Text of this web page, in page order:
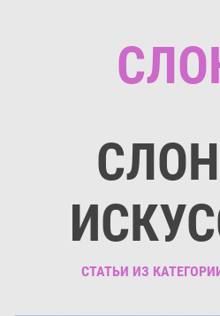
СТАТЬИ ИЗ